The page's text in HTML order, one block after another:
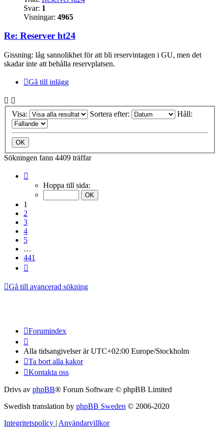
Svar: 1
Visningar: 4965
Re: Reserver ht24
Gissning: låg sannolikhet för att bli reservintagen i GU, men det
skadar inte att behålla reservplatsen.
Gå till inlägg
Visa: Sortera efter: Håll:
Sökningen fann 4409 träffar
Hoppa till sida:
1
2
3
4
5
…
441
Gå till avancerad sökning
Forumindex
Alla tidsangivelser är UTC+02:00 Europe/Stockholm
Ta bort alla kakor
Kontakta oss
Drivs av phpBB® Forum Software © phpBB Limited
Swedish translation by phpBB Sweden © 2006-2020
Integritetspolicy | Användarvillkor